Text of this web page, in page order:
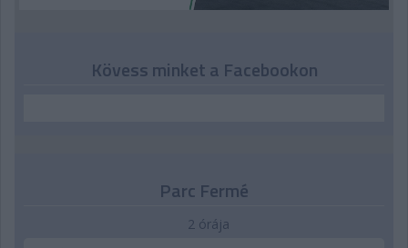
Kövess minket a Facebookon
Parc Fermé
2 órája